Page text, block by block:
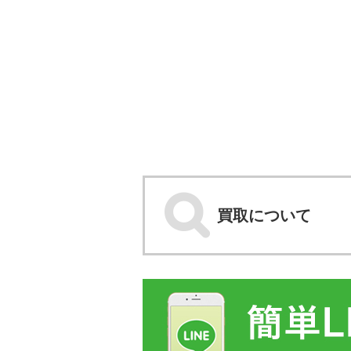
買取について